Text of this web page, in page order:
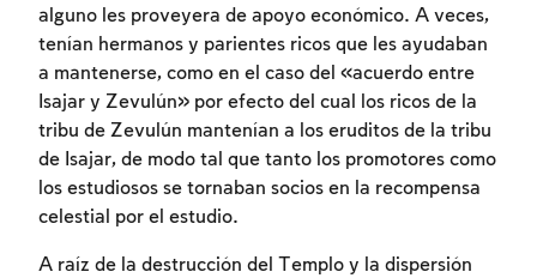
alguno les proveyera de apoyo económico. A veces,
tenían hermanos y parientes ricos que les ayudaban
a mantenerse, como en el caso del «acuerdo entre
Isajar y Zevulún» por efecto del cual los ricos de la
tribu de Zevulún mantenían a los eruditos de la tribu
de Isajar, de modo tal que tanto los promotores como
los estudiosos se tornaban socios en la recompensa
celestial por el estudio.
A raíz de la destrucción del Templo y la dispersión